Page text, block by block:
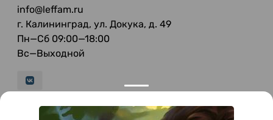
info@leffam.ru
г. Калининград, ул. Докука, д. 49
Пн—Сб 09:00—18:00
Вс—Выходной